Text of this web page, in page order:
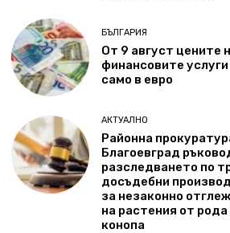
БЪЛГАРИЯ
От 9 август цените
финансовите
само в евро
АКТУАЛНО
Районна
Благоевград
разследването по
досъдебни
за незаконно
на растения от рода
конопа